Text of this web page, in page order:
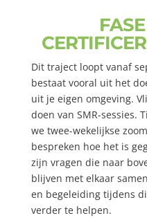
Dit traject loopt vanaf
bestaat vooral uit het
uit je eigen omgeving.
doen van SMR-sessies.
we twee-wekelijkse
bespreken hoe het is
zijn vragen die naar
blijven met elkaar
en begeleiding tijdens
verder te helpen.